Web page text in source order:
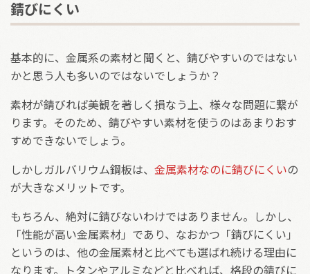
錆びにくい
基本的に、金属系の素材と聞くと、錆びやすいのではない
かと思う人も多いのではないでしょうか？
素材が錆びれば美観を著しく損なう上、様々な問題に繋が
ります。そのため、錆びやすい素材を使うのはあまりおす
すめできないでしょう。
しかしガルバリウム鋼板は、 金属素材なのに錆びにくいの
が大きなメリットです。
もちろん、絶対に錆びないわけではありません。しかし、
「性能が高い金属素材」であり、なおかつ「錆びにくい」
というのは、他の金属素材と比べても選ばれ続ける理由に
なります。トタンやアルミなどと比べれば、格段の錆びに